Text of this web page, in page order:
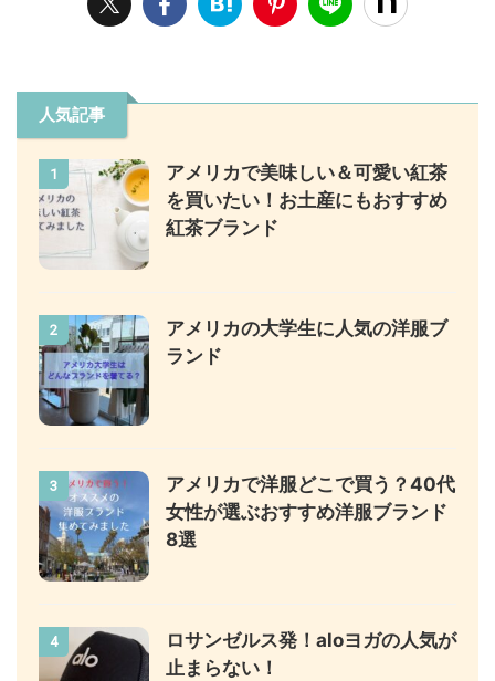
人気記事
1
アメリカで美味しい＆可愛い紅茶
を買いたい！お土産にもおすすめ
紅茶ブランド
2
アメリカの大学生に人気の洋服ブ
ランド
3
アメリカで洋服どこで買う？40代
女性が選ぶおすすめ洋服ブランド
8選
4
ロサンゼルス発！aloヨガの人気が
止まらない！